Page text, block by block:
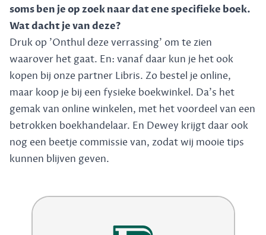
soms ben je op zoek naar dat ene specifieke boek.
Wat dacht je van deze?
Druk op 'Onthul deze verrassing' om te zien
waarover het gaat. En: vanaf daar kun je het ook
kopen bij onze partner Libris. Zo bestel je online,
maar koop je bij een fysieke boekwinkel. Da's het
gemak van online winkelen, met het voordeel van een
betrokken boekhandelaar. En Dewey krijgt daar ook
nog een beetje commissie van, zodat wij mooie tips
kunnen blijven geven.